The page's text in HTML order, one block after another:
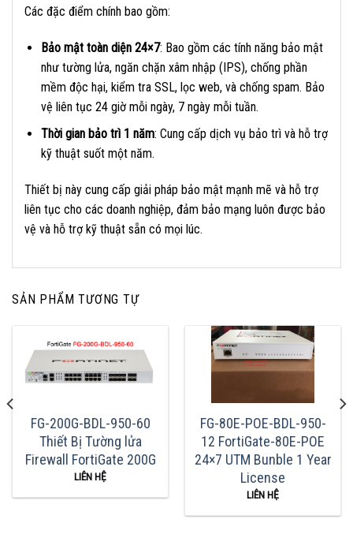
Các đặc điểm chính bao gồm:
Bảo mật toàn diện 24×7: Bao gồm các tính năng bảo mật
như tường lửa, ngăn chặn xâm nhập (IPS), chống phần
mềm độc hại, kiểm tra SSL, lọc web, và chống spam. Bảo
vệ liên tục 24 giờ mỗi ngày, 7 ngày mỗi tuần.
Thời gian bảo trì 1 năm: Cung cấp dịch vụ bảo trì và hỗ trợ
kỹ thuật suốt một năm.
Thiết bị này cung cấp giải pháp bảo mật mạnh mẽ và hỗ trợ
liên tục cho các doanh nghiệp, đảm bảo mạng luôn được bảo
vệ và hỗ trợ kỹ thuật sẵn có mọi lúc.
SẢN PHẨM TƯƠNG TỰ
FG-200G-BDL-950-60
Thiết Bị Tường lửa
Firewall FortiGate 200G
LIÊN HỆ
FG-80E-POE-BDL-950-
12 FortiGate-80E-POE
24×7 UTM Bunble 1 Year
License
LIÊN HỆ